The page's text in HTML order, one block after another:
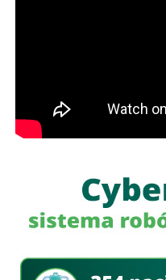
para avisarle a los
en medio de la calle,
señal con el aviso son
ser cortés
Señales faltan más,
realidad nadie lo sabe a